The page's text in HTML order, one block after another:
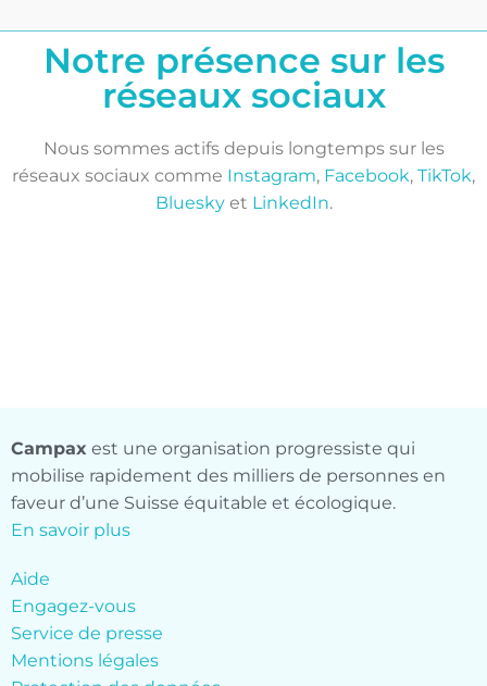
Notre présence sur les
réseaux sociaux​
Nous sommes actifs depuis longtemps sur les
réseaux sociaux comme Instagram, Facebook, TikTok,
Blueskyet LinkedIn.
Campax est une organisation progressiste qui
mobilise rapidement des milliers de personnes en
faveur d’une Suisse équitable et écologique.
En savoir plus
Aide
Engagez-vous
Service de presse
Mentions légales